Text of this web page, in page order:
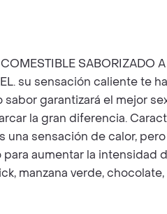
SABORIZADO
su sensación caliente te
garantizará el mejor
la gran diferencia.
sensación de calor,
aumentar la intensidad
manzana verde,